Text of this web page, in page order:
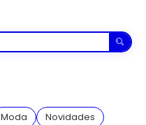
Moda
Novidades